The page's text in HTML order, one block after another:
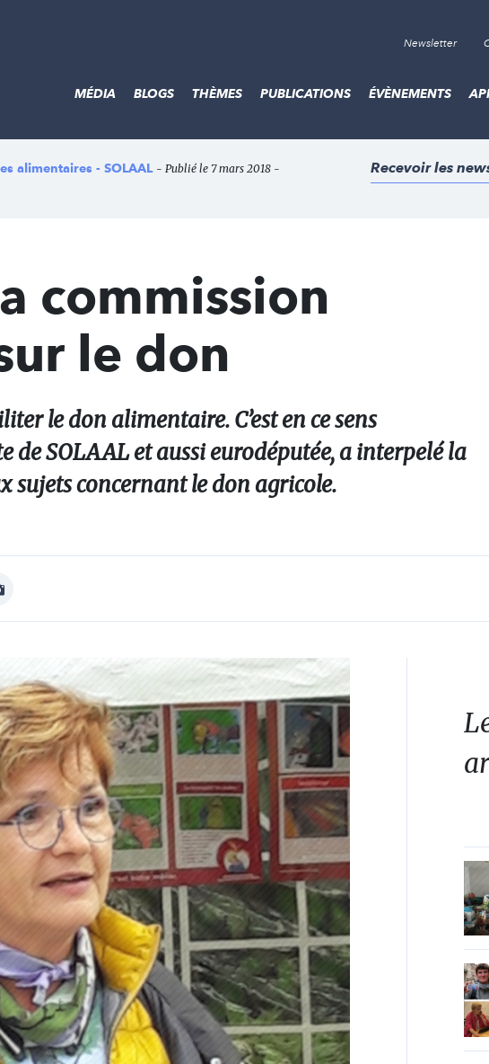
Newsletter
MÉDIA BLOGS THÈMES PUBLICATIONS ÉVÈNEMENTS
alimentaires - SOLAAL - Publié le 7 mars 2018 -
Recevoir les
commission
le don
le don alimentaire. C’est en ce sens
de SOLAAL et aussi eurodéputée, a interpelé la
sujets concernant le don agricole.